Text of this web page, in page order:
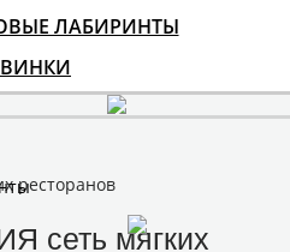
ЛАБИРИНТЫ
ресторанов
сеть мягких